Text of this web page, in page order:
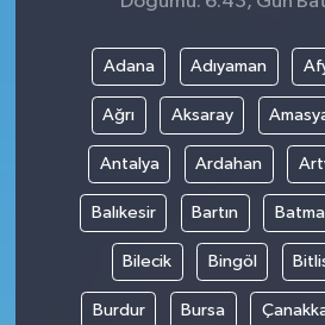
Adana Adıyaman
Ağrı Aksaray
Antalya Ardahan
Balıkesir Bartın
Bilecik Bingöl
Burdur Bursa